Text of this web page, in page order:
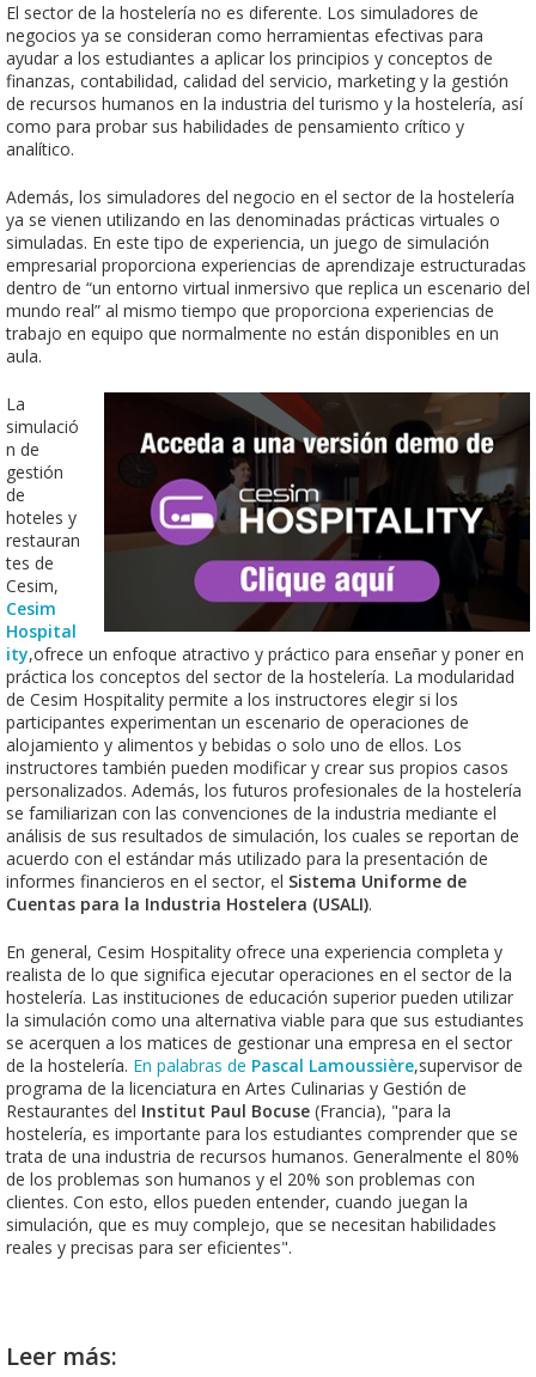
El sector de la hostelería no es diferente. Los simuladores de
negocios ya se consideran como herramientas efectivas para
ayudar a los estudiantes a aplicar los principios y conceptos de
finanzas, contabilidad, calidad del servicio, marketing y la gestión
de recursos humanos en la industria del turismo y la hostelería, así
como para probar sus habilidades de pensamiento crítico y
analítico.
Además, los simuladores del negocio en el sector de la hostelería
ya se vienen utilizando en las denominadas prácticas virtuales o
simuladas. En este tipo de experiencia, un juego de simulación
empresarial proporciona experiencias de aprendizaje estructuradas
dentro de “un entorno virtual inmersivo que replica un escenario del
mundo real” al mismo tiempo que proporciona experiencias de
trabajo en equipo que normalmente no están disponibles en un
aula.
La
simulació
n de
gestión
de
hoteles y
restauran
tes de
Cesim,
Cesim
Hospital
ity,ofrece un enfoque atractivo y práctico para enseñar y poner en
práctica los conceptos del sector de la hostelería. La modularidad
de Cesim Hospitality permite a los instructores elegir si los
participantes experimentan un escenario de operaciones de
alojamiento y alimentos y bebidas o solo uno de ellos. Los
instructores también pueden modificar y crear sus propios casos
personalizados. Además, los futuros profesionales de la hostelería
se familiarizan con las convenciones de la industria mediante el
análisis de sus resultados de simulación, los cuales se reportan de
acuerdo con el estándar más utilizado para la presentación de
informes financieros en el sector, el Sistema Uniforme de
Cuentas para la Industria Hostelera (USALI).
En general, Cesim Hospitality ofrece una experiencia completa y
realista de lo que significa ejecutar operaciones en el sector de la
hostelería. Las instituciones de educación superior pueden utilizar
la simulación como una alternativa viable para que sus estudiantes
se acerquen a los matices de gestionar una empresa en el sector
de la hostelería. En palabras de Pascal Lamoussière,supervisor de
programa de la licenciatura en Artes Culinarias y Gestión de
Restaurantes del Institut Paul Bocuse (Francia), "para la
hostelería, es importante para los estudiantes comprender que se
trata de una industria de recursos humanos. Generalmente el 80%
de los problemas son humanos y el 20% son problemas con
clientes. Con esto, ellos pueden entender, cuando juegan la
simulación, que es muy complejo, que se necesitan habilidades
reales y precisas para ser eficientes".
Leer más: